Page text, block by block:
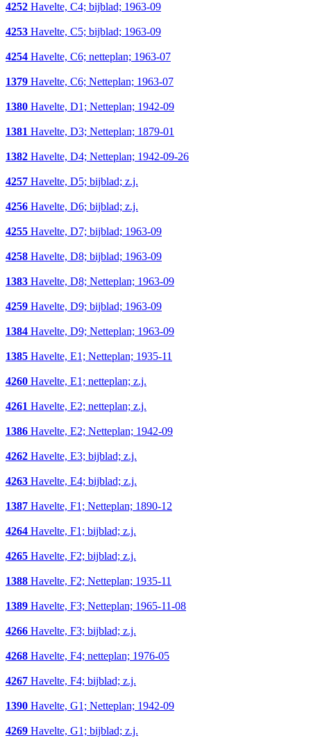
4252 Havelte, C4; bijblad; 1963-09
4253 Havelte, C5; bijblad; 1963-09
4254 Havelte, C6; netteplan; 1963-07
1379 Havelte, C6; Netteplan; 1963-07
1380 Havelte, D1; Netteplan; 1942-09
1381 Havelte, D3; Netteplan; 1879-01
1382 Havelte, D4; Netteplan; 1942-09-26
4257 Havelte, D5; bijblad; z.j.
4256 Havelte, D6; bijblad; z.j.
4255 Havelte, D7; bijblad; 1963-09
4258 Havelte, D8; bijblad; 1963-09
1383 Havelte, D8; Netteplan; 1963-09
4259 Havelte, D9; bijblad; 1963-09
1384 Havelte, D9; Netteplan; 1963-09
1385 Havelte, E1; Netteplan; 1935-11
4260 Havelte, E1; netteplan; z.j.
4261 Havelte, E2; netteplan; z.j.
1386 Havelte, E2; Netteplan; 1942-09
4262 Havelte, E3; bijblad; z.j.
4263 Havelte, E4; bijblad; z.j.
1387 Havelte, F1; Netteplan; 1890-12
4264 Havelte, F1; bijblad; z.j.
4265 Havelte, F2; bijblad; z.j.
1388 Havelte, F2; Netteplan; 1935-11
1389 Havelte, F3; Netteplan; 1965-11-08
4266 Havelte, F3; bijblad; z.j.
4268 Havelte, F4; netteplan; 1976-05
4267 Havelte, F4; bijblad; z.j.
1390 Havelte, G1; Netteplan; 1942-09
4269 Havelte, G1; bijblad; z.j.